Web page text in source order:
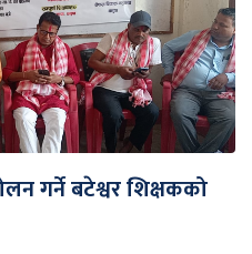
गर्ने बटेश्वर शिक्षकको